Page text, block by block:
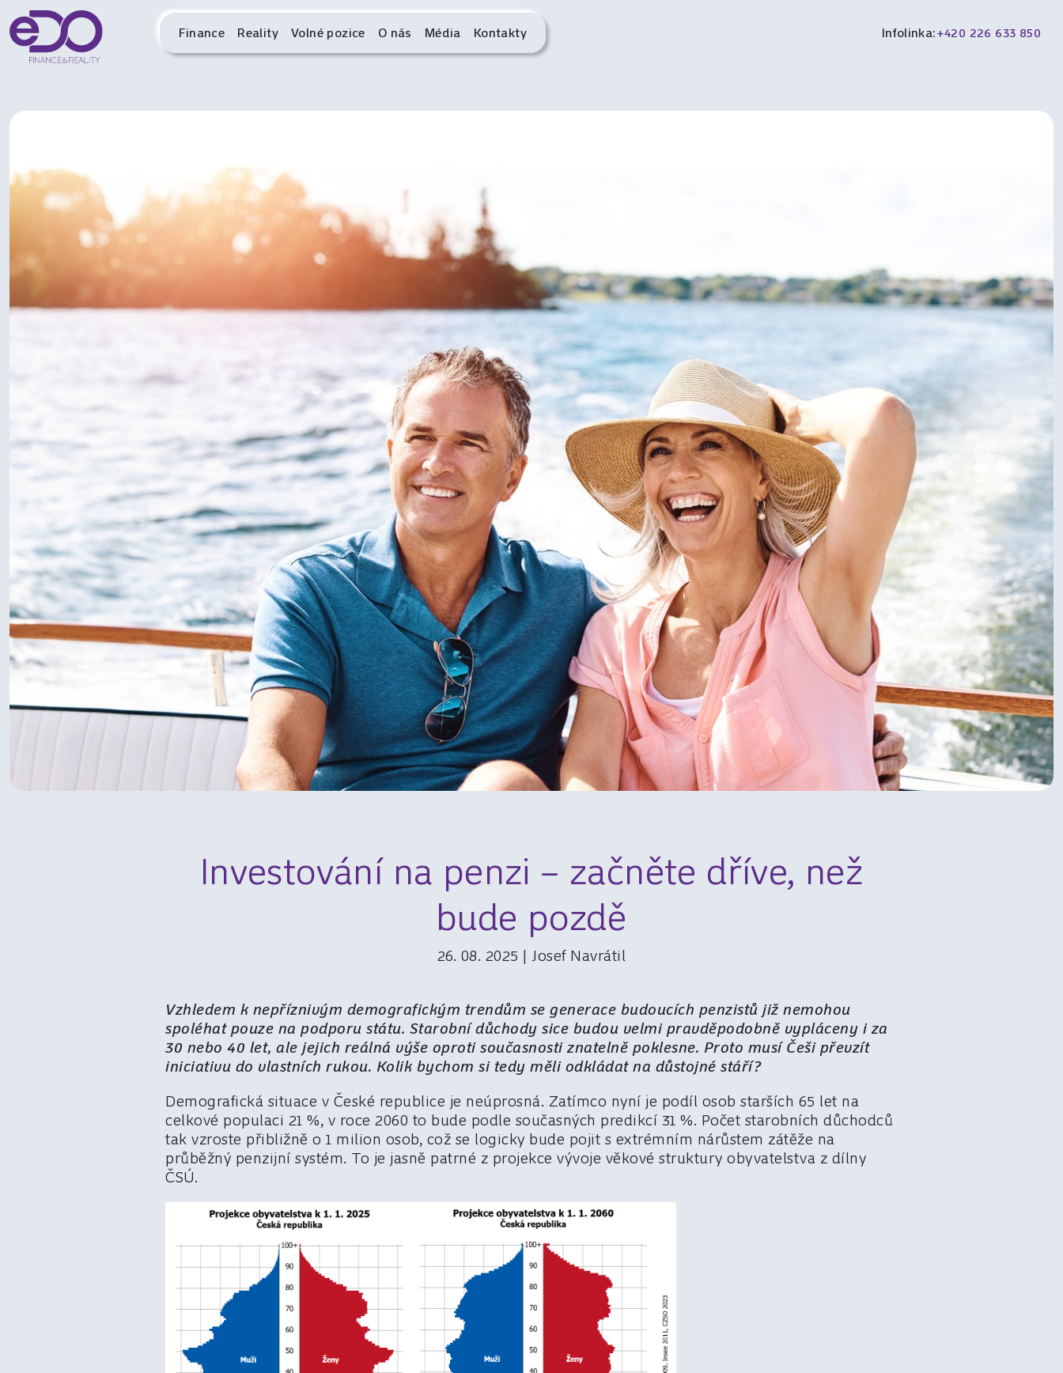
Finance Reality Volné pozice O nás Média Kontakty Infolinka:+420 226 633 850
Investování na penzi – začněte dříve, než
bude pozdě
26. 08. 2025 | Josef Navrátil
Vzhledem k nepříznivým demografickým trendům se generace budoucích penzistů již nemohou
spoléhat pouze na podporu státu. Starobní důchody sice budou velmi pravděpodobně vypláceny i za
30 nebo 40 let, ale jejich reálná výše oproti současnosti znatelně poklesne. Proto musí Češi převzít
iniciativu do vlastních rukou. Kolik bychom si tedy měli odkládat na důstojné stáří?
Demografická situace v České republice je neúprosná. Zatímco nyní je podíl osob starších 65 let na
celkové populaci 21 %, v roce 2060 to bude podle současných predikcí 31 %. Počet starobních důchodců
tak vzroste přibližně o 1 milion osob, což se logicky bude pojit s extrémním nárůstem zátěže na
průběžný penzijní systém. To je jasně patrné z projekce vývoje věkové struktury obyvatelstva z dílny
ČSÚ.